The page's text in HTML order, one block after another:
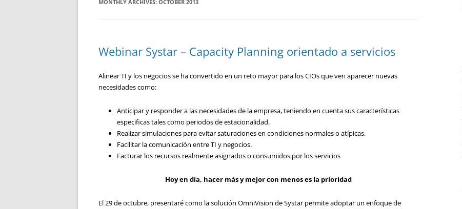
MONTHLY ARCHIVES: OCTOBER 2013
Webinar Systar – Capacity Planning orientado a servicios
Alinear TI y los negocios se ha convertido en un reto mayor para los CIOs que ven aparecer nuevas
necesidades como:
Anticipar y responder a las necesidades de la empresa, teniendo en cuenta sus características
especificas tales como periodos de estacionalidad.
Realizar simulaciones para evitar saturaciones en condiciones normales o atípicas.
Facilitar la comunicación entre TI y negocios.
Facturar los recursos realmente asignados o consumidos por los servicios
Hoy en día, hacer más y mejor con menos es la prioridad
El 29 de octubre, presentaré como la solución OmniVision de Systar permite adoptar un enfoque de